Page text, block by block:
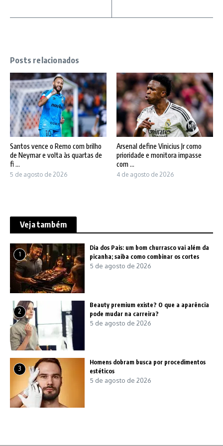
Posts relacionados
Santos vence o Remo com brilho
de Neymar e volta às quartas de
fi ...
5 de agosto de 2026
Arsenal define Vinicius Jr como
prioridade e monitora impasse
com ...
4 de agosto de 2026
Veja também
1
Dia dos Pais: um bom churrasco vai além da
picanha; saiba como combinar os cortes
5 de agosto de 2026
2
Beauty premium existe? O que a aparência
pode mudar na carreira?
5 de agosto de 2026
3
Homens dobram busca por procedimentos
estéticos
5 de agosto de 2026